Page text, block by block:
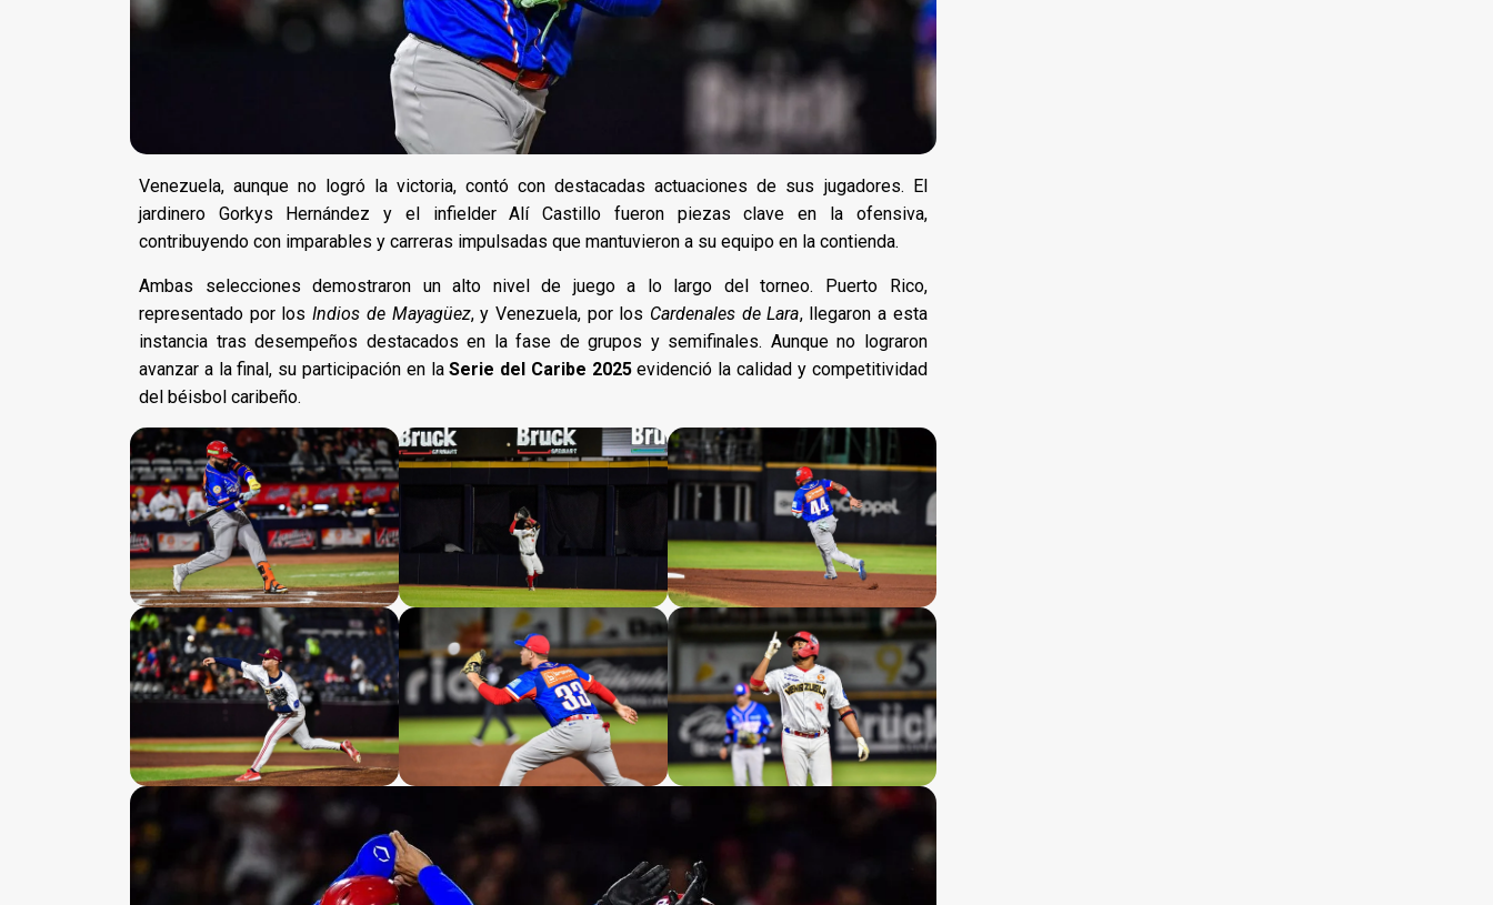
Venezuela, aunque no logró la victoria, contó con destacadas actuaciones de sus jugadores. El
jardinero Gorkys Hernández y el infielder Alí Castillo fueron piezas clave en la ofensiva,
contribuyendo con imparables y carreras impulsadas que mantuvieron a su equipo en la contienda.
Ambas selecciones demostraron un alto nivel de juego a lo largo del torneo. Puerto Rico,
representado por losIndios de Mayagüez, y Venezuela, por los Cardenales de Lara, llegaron a esta
instancia tras desempeños destacados en la fase de grupos y semifinales. Aunque no lograron
avanzar a la final, su participación en laSerie del Caribe 2025evidenció la calidad y competitividad
del béisbol caribeño.